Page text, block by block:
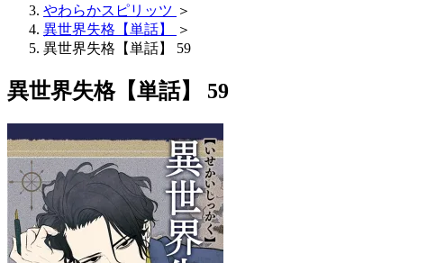
やわらかスピリッツ ＞
異世界失格【単話】
＞
異世界失格【単話】 59
異世界失格【単話】 59